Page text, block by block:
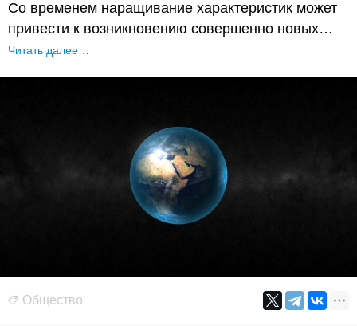
Со временем наращивание характеристик может
привести к возникновению совершенно новых…
Читать далее…
Общество